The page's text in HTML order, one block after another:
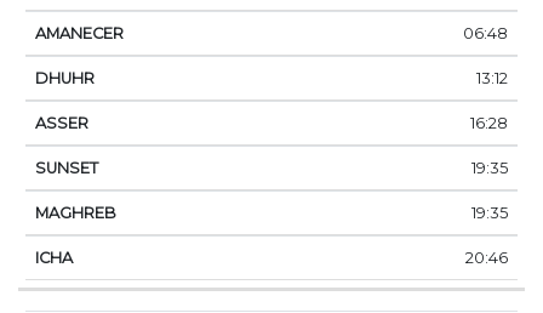
06:48
13:12
16:28
19:35
19:35
20:46